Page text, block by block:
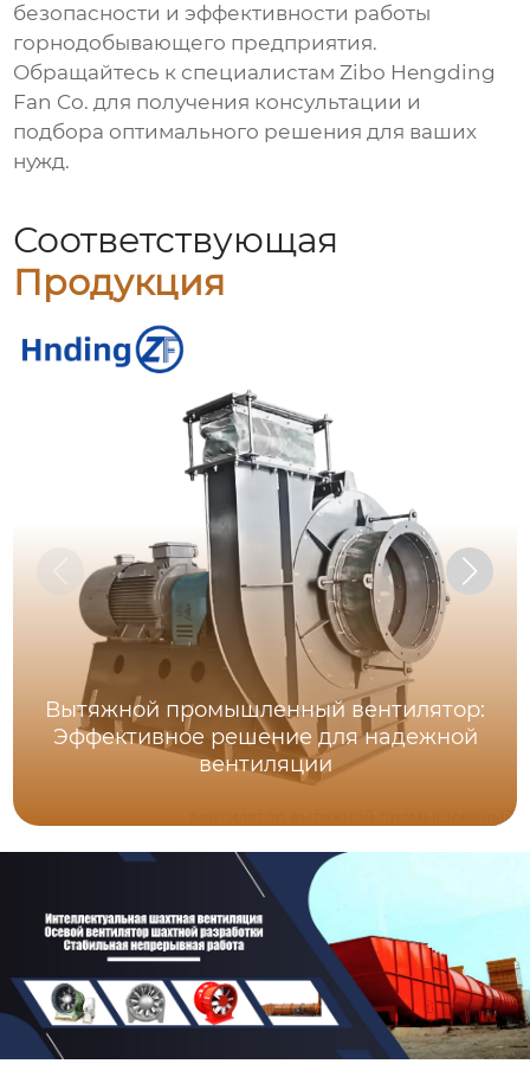
безопасности и эффективности работы
горнодобывающего предприятия.
Обращайтесь к специалистамZibo Hengding
Fan Co. для получения консультации и
подбора оптимального решения для ваших
нужд.
Соответствующая
Продукция
Вытяжной промышленный вентилятор:
Эффективное решение для надежной
вентиляции